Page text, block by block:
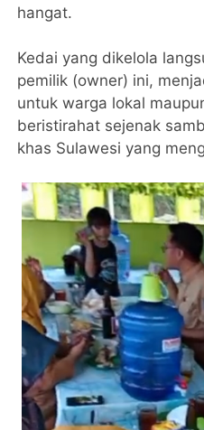
hangat.
​Kedai yang dikelola
pemilik (owner) ini,
untuk warga lokal
beristirahat sejenak
khas Sulawesi yang